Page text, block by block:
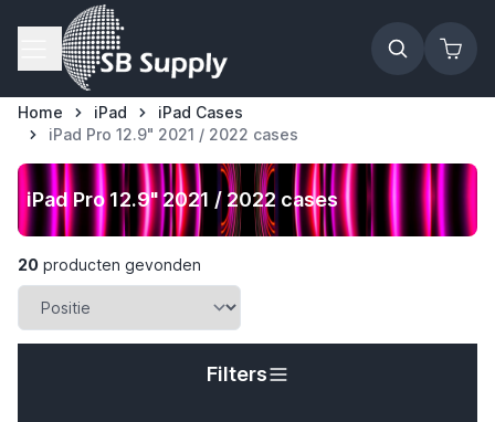
Ga naar de inhoud
Home iPad
iPad Cases
iPad Pro 12.9" 2021 / 2022 cases
iPad Pro 12.9" 2021 / 2022 cases
20 producten gevonden
Filters